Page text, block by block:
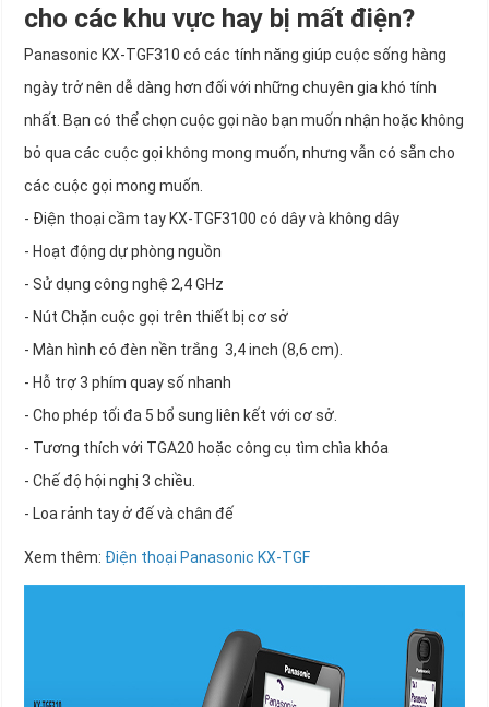
cho các khu vực hay bị mất điện?
Panasonic KX-TGF310 có các tính năng giúp cuộc sống hàng
ngày trở nên dễ dàng hơn đối với những chuyên gia khó tính
nhất. Bạn có thể chọn cuộc gọi nào bạn muốn nhận hoặc không
bỏ qua các cuộc gọi không mong muốn, nhưng vẫn có sẵn cho
các cuộc gọi mong muốn.
- Điện thoại cầm tay KX-TGF3100 có dây và không dây
- Hoạt động dự phòng nguồn
- Sử dụng công nghệ 2,4 GHz
- Nút Chặn cuộc gọi trên thiết bị cơ sở
- Màn hình có đèn nền trắng 3,4 inch (8,6 cm).
- Hỗ trợ 3 phím quay số nhanh
- Cho phép tối đa 5 bổ sung liên kết với cơ sở.
- Tương thích với TGA20 hoặc công cụ tìm chìa khóa
- Chế độ hội nghị 3 chiều.
- Loa rảnh tay ở đế và chân đế
Xem thêm: Điện thoại Panasonic KX-TGF